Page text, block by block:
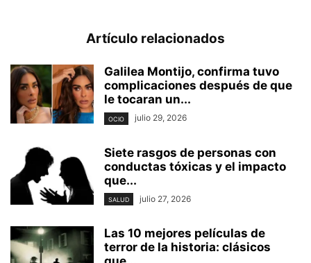
Artículo relacionados
Galilea Montijo, confirma tuvo
complicaciones después de que
le tocaran un...
OCIO julio 29, 2026
Siete rasgos de personas con
conductas tóxicas y el impacto
que...
SALUD julio 27, 2026
Las 10 mejores películas de
terror de la historia: clásicos